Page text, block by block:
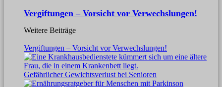
Vergiftungen – Vorsicht vor Verwechslungen!
Weitere Beiträge
Vergiftungen – Vorsicht vor Verwechslungen!
Gefährlicher Gewichtsverlust bei Senioren